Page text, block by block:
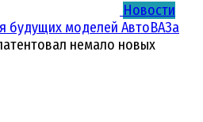
Новости
будущих моделей АвтоВАЗа
немало новых